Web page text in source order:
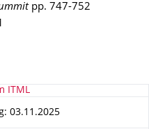
pp. 747-752
ITML
03.11.2025